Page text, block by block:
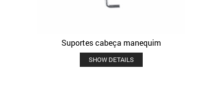
Suportes cabeça manequim
SHOW DETAILS